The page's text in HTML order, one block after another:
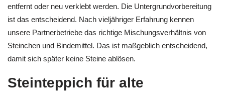
entfernt oder neu verklebt werden. Die Untergrundvorbereitung
ist das entscheidend. Nach vieljähriger Erfahrung kennen
unsere Partnerbetriebe das richtige Mischungsverhältnis von
Steinchen und Bindemittel. Das ist maßgeblich entscheidend,
damit sich später keine Steine ablösen.
Steinteppich für alte